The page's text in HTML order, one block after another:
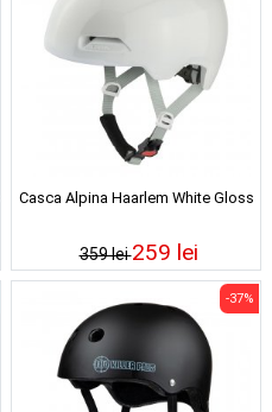
Casca Alpina Haarlem White Gloss
359 lei259 lei
-37%